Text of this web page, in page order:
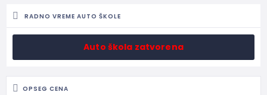
RADNO VREME AUTO ŠKOLE
Auto škola zatvorena
OPSEG CENA